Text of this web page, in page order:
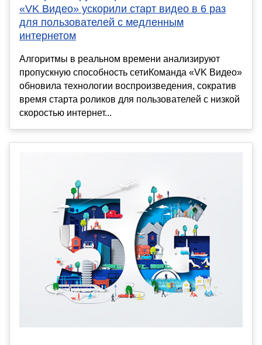
«VK Видео» ускорили старт видео в 6 раз
для пользователей с медленным
интернетом
Алгоритмы в реальном времени анализируют
пропускную способность сетиКоманда «VK Видео»
обновила технологии воспроизведения, сократив
время старта роликов для пользователей с низкой
скоростью интернет...